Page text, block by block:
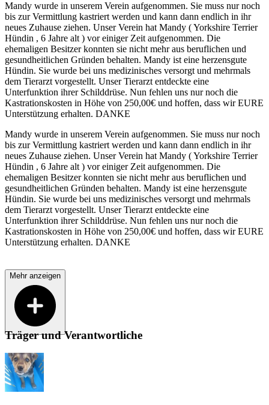
Mandy wurde in unserem Verein aufgenommen. Sie muss nur noch
bis zur Vermittlung kastriert werden und kann dann endlich in ihr
neues Zuhause ziehen. Unser Verein hat Mandy ( Yorkshire Terrier
Hündin , 6 Jahre alt ) vor einiger Zeit aufgenommen. Die
ehemaligen Besitzer konnten sie nicht mehr aus beruflichen und
gesundheitlichen Gründen behalten. Mandy ist eine herzensgute
Hündin. Sie wurde bei uns medizinisches versorgt und mehrmals
dem Tierarzt vorgestellt. Unser Tierarzt entdeckte eine
Unterfunktion ihrer Schilddrüse. Nun fehlen uns nur noch die
Kastrationskosten in Höhe von 250,00€ und hoffen, dass wir EURE
Unterstützung erhalten. DANKE
Mandy wurde in unserem Verein aufgenommen. Sie muss nur noch
bis zur Vermittlung kastriert werden und kann dann endlich in ihr
neues Zuhause ziehen. Unser Verein hat Mandy ( Yorkshire Terrier
Hündin , 6 Jahre alt ) vor einiger Zeit aufgenommen. Die
ehemaligen Besitzer konnten sie nicht mehr aus beruflichen und
gesundheitlichen Gründen behalten. Mandy ist eine herzensgute
Hündin. Sie wurde bei uns medizinisches versorgt und mehrmals
dem Tierarzt vorgestellt. Unser Tierarzt entdeckte eine
Unterfunktion ihrer Schilddrüse. Nun fehlen uns nur noch die
Kastrationskosten in Höhe von 250,00€ und hoffen, dass wir EURE
Unterstützung erhalten. DANKE
Mehr anzeigen
Träger und Verantwortliche